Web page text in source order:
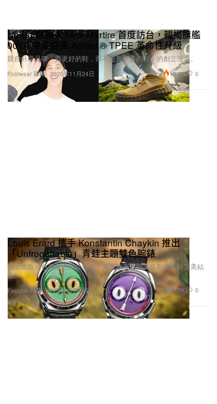
Footwear 球鞋
Norda 創辦人 Nick Martire 首度訪台，親揭旗艦
001A 中底迎來 Arnitel ® TPEE 革命性升級
親自分享品牌「買更好的鞋，而不是買更多的鞋」的創立理念。
2025年11月24日 10.2K 0
Fashion 時裝
Louis Erard 攜手 Konstantin Chaykin 推出
「Unfrogettable」青蛙主題雙色腕錶
推出搶眼綠色與紫色兩款版本，將童趣表情與高級製錶工藝完美結
合。
2025年11月24日 1.2K 0